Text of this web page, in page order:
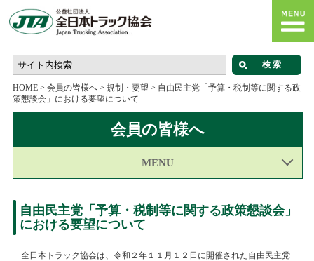
HOME> 会員の皆様へ> 規制・要望 > 自由民主党「予算・税制等に関する政
策懇談会」における要望について
会員の皆様へ
MENU
自由民主党「予算・税制等に関する政策懇談会」
における要望について
全日本トラック協会は、令和２年１１月１２日に開催された自由民主党